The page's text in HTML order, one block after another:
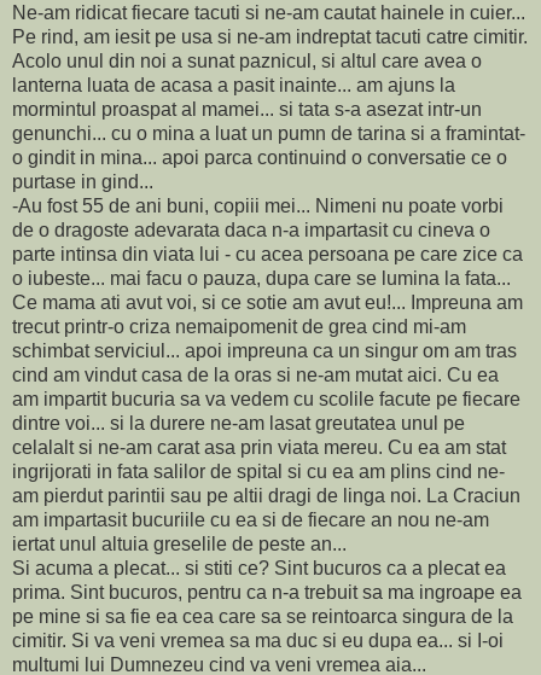
Ne-am ridicat fiecare tacuti si ne-am cautat hainele in cuier...
Pe rind, am iesit pe usa si ne-am indreptat tacuti catre cimitir.
Acolo unul din noi a sunat paznicul, si altul care avea o
lanterna luata de acasa a pasit inainte... am ajuns la
mormintul proaspat al mamei... si tata s-a asezat intr-un
genunchi... cu o mina a luat un pumn de tarina si a framintat-
o gindit in mina... apoi parca continuind o conversatie ce o
purtase in gind...
-Au fost 55 de ani buni, copiii mei... Nimeni nu poate vorbi
de o dragoste adevarata daca n-a impartasit cu cineva o
parte intinsa din viata lui - cu acea persoana pe care zice ca
o iubeste... mai facu o pauza, dupa care se lumina la fata...
Ce mama ati avut voi, si ce sotie am avut eu!... Impreuna am
trecut printr-o criza nemaipomenit de grea cind mi-am
schimbat serviciul... apoi impreuna ca un singur om am tras
cind am vindut casa de la oras si ne-am mutat aici. Cu ea
am impartit bucuria sa va vedem cu scolile facute pe fiecare
dintre voi... si la durere ne-am lasat greutatea unul pe
celalalt si ne-am carat asa prin viata mereu. Cu ea am stat
ingrijorati in fata salilor de spital si cu ea am plins cind ne-
am pierdut parintii sau pe altii dragi de linga noi. La Craciun
am impartasit bucuriile cu ea si de fiecare an nou ne-am
iertat unul altuia greselile de peste an...
Si acuma a plecat... si stiti ce? Sint bucuros ca a plecat ea
prima. Sint bucuros, pentru ca n-a trebuit sa ma ingroape ea
pe mine si sa fie ea cea care sa se reintoarca singura de la
cimitir. Si va veni vremea sa ma duc si eu dupa ea... si I-oi
multumi lui Dumnezeu cind va veni vremea aia...